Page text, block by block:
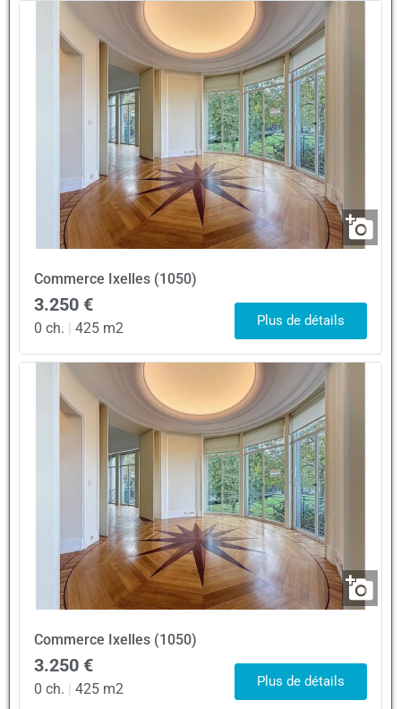
Commerce Ixelles (1050)
3.250 €
0 ch. | 425 m2 Plus de détails
Commerce Ixelles (1050)
3.250 €
0 ch. | 425 m2 Plus de détails